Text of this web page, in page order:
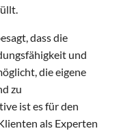
dass die
und
die eigene
zu
ist es für den
als Experten